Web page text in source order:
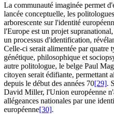
La communauté imaginée permet
lancée conceptuelle, les
arborescente sur l'identité
l'Europe est un projet
un processus d'identification,
Celle-ci serait alimentée par quatre
génétique, philosophique et
autre politologue, le belge Paul
citoyen serait édifiante, permettant
depuis le début des années 70[29].
David Miller, l'Union européenne
allégeances nationales par une
européenne[30].